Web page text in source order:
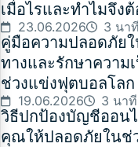
เมื่อไรและทำไมจึง
23.06.2026 3 นาที
คู่มือความปลอดภัยใ
ทางและรักษาความ
ช่วงแข่งฟุตบอลโลก
19.06.2026 3 นาที
วิธีปกป้องบัญชีออน
คุณให้ปลอดภัยในช่